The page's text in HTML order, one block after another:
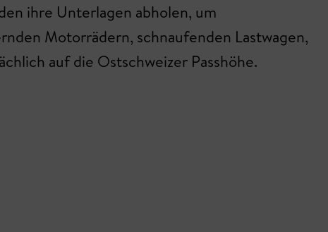
ihre Unterlagen abholen, um
Motorrädern, schnaufenden Lastwagen,
auf die Ostschweizer Passhöhe.